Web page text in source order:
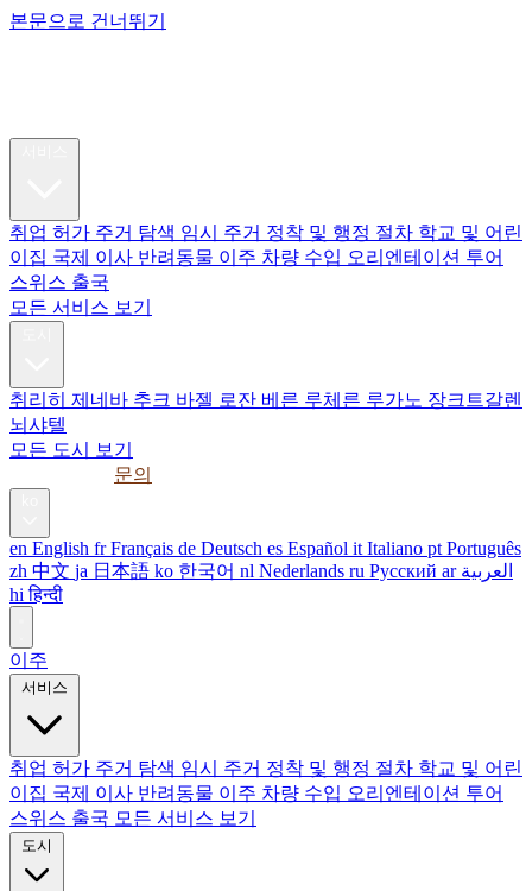
본문으로 건너뛰기
취업 허가 주거 탐색 임시 주거 정착 및 행정 절차 학교 및 어린
이집 국제 이사 반려동물 이주 차량 수입 오리엔테이션 투어
스위스 출국
모든 서비스 보기
취리히 제네바 추크 바젤 로잔 베른 루체른 루가노 장크트갈렌
뇌샤텔
모든 도시 보기
문의
en English fr Français de Deutsch es Español it Italiano pt Português
zh 中文 ja 日本語 ko 한국어 nl Nederlands ru Русский ar العربية
hi हिन्दी
이주
서비스
취업 허가 주거 탐색 임시 주거 정착 및 행정 절차 학교 및 어린
이집 국제 이사 반려동물 이주 차량 수입 오리엔테이션 투어
스위스 출국 모든 서비스 보기
도시